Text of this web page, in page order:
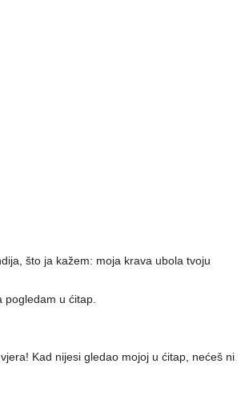
što ja kažem: moja krava ubola tvoju
pogledam u ćitap.
Kad nijesi gledao mojoj u ćitap, nećeš ni